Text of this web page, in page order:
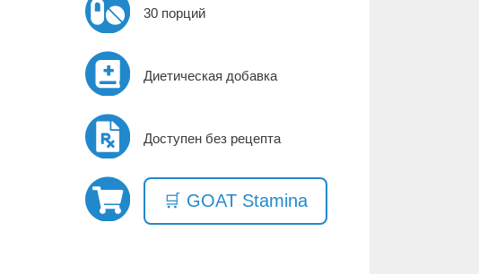
30 порций
Диетическая добавка
Доступен без рецепта
🛒 GOAT Stamina